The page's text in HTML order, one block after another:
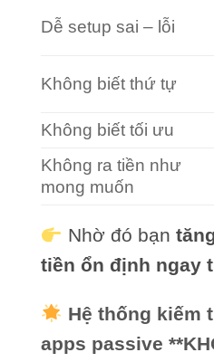
Dễ setup sai – lỗi
Không biết thứ tự
Không biết tối ưu
Không ra tiền như
mong muốn
Nhờ đó bạn
tiền ổn định ngay
Hệ thống kiếm
apps passive